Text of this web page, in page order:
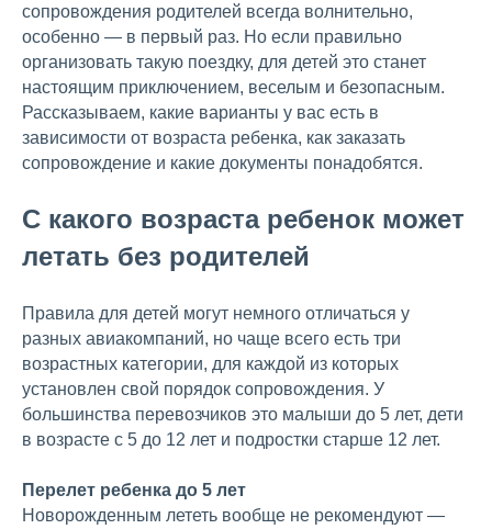
сопровождения родителей всегда волнительно,
особенно — в первый раз. Но если правильно
организовать такую поездку, для детей это станет
настоящим приключением, веселым и безопасным.
Рассказываем, какие варианты у вас есть в
зависимости от возраста ребенка, как заказать
сопровождение и какие документы понадобятся.
С какого возраста ребенок может
летать без родителей
Правила для детей могут немного отличаться у
разных авиакомпаний, но чаще всего есть три
возрастных категории, для каждой из которых
установлен свой порядок сопровождения. У
большинства перевозчиков это малыши до 5 лет, дети
в возрасте с 5 до 12 лет и подростки старше 12 лет.
Перелет ребенка до 5 лет
Новорожденным лететь вообще не рекомендуют —